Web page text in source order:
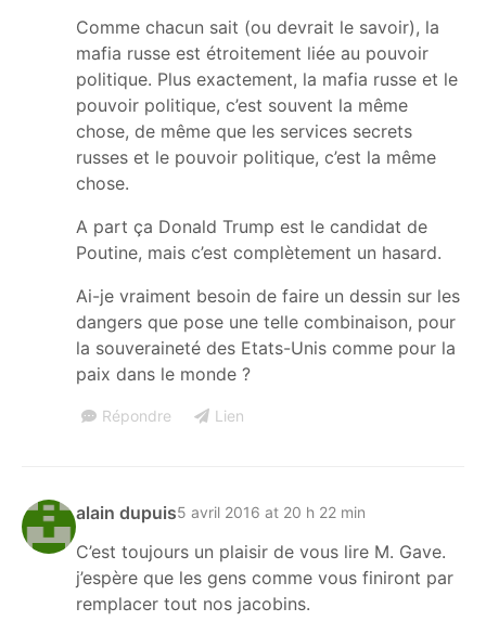
Comme chacun sait (ou devrait le savoir), la
mafia russe est étroitement liée au pouvoir
politique. Plus exactement, la mafia russe et le
pouvoir politique, c’est souvent la même
chose, de même que les services secrets
russes et le pouvoir politique, c’est la même
chose.
A part ça Donald Trump est le candidat de
Poutine, mais c’est complètement un hasard.
Ai-je vraiment besoin de faire un dessin sur les
dangers que pose une telle combinaison, pour
la souveraineté des Etats-Unis comme pour la
paix dans le monde ?
Répondre Lien
alain dupuis5 avril 2016 at 20 h 22 min
C’est toujours un plaisir de vous lire M. Gave.
j’espère que les gens comme vous finiront par
remplacer tout nos jacobins.